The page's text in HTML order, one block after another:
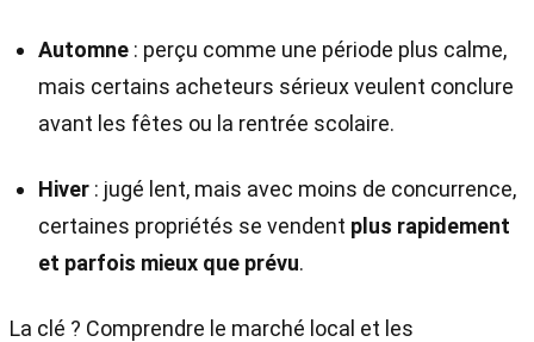
Automne : perçu comme une période plus calme,
mais certains acheteurs sérieux veulent conclure
avant les fêtes ou la rentrée scolaire.
Hiver : jugé lent, mais avec moins de concurrence,
certaines propriétés se vendent plus rapidement
et parfois mieux que prévu.
La clé ? Comprendre le marché local et les